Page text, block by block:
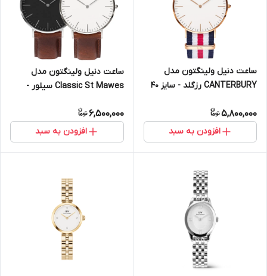
ساعت دنیل ولینگتون مدل
CANTERBURY رزگلد - سایز 40
5,800,000
افزودن به سبد
ساعت دنیل ولینگتون مدل
Classic St Mawes سیلور -
6,500,000
افزودن به سبد